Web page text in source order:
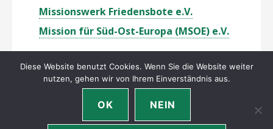
Missionswerk Friedensbote e.V.
Mission für Süd-Ost-Europa (MSOE) e.V.
Urheberrecht © 2014–2026 LKG Dorfchemnitz –
Diese Website benutzt Cookies. Wenn Sie die Website weiter
nutzen, gehen wir von Ihrem Einverständnis aus.
OK NEIN